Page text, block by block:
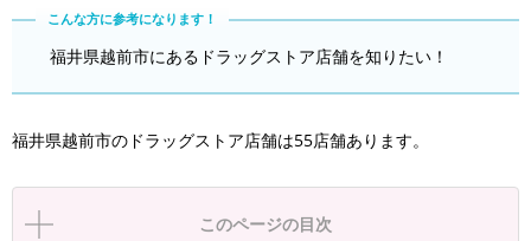
福井県越前市にあるドラッグストア店舗を知りたい！
福井県越前市のドラッグストア店舗は55店舗あります。
このページの目次